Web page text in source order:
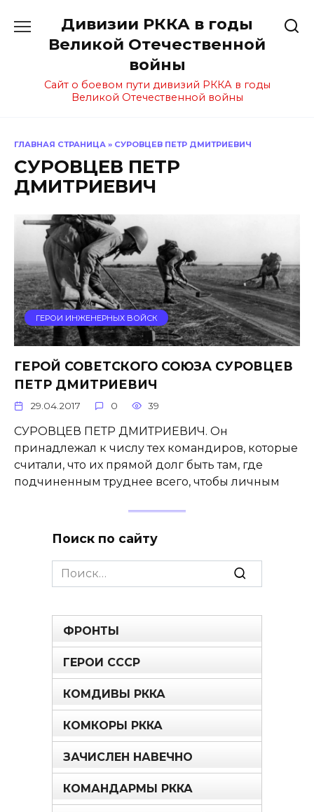
содержанию
Дивизии РККА в годы
Великой Отечественной
войны
Сайт о боевом пути дивизий РККА в годы
Великой Отечественной войны
ГЛАВНАЯ СТРАНИЦА » СУРОВЦЕВ ПЕТР ДМИТРИЕВИЧ
СУРОВЦЕВ ПЕТР
ДМИТРИЕВИЧ
ГЕРОИ ИНЖЕНЕРНЫХ ВОЙСК
ГЕРОЙ СОВЕТСКОГО СОЮЗА СУРОВЦЕВ
ПЕТР ДМИТРИЕВИЧ
29.04.2017 0 39
СУРОВЦЕВ ПЕТР ДМИТРИЕВИЧ. Он
принадлежал к числу тех командиров, которые
считали, что их прямой долг быть там, где
подчиненным труднее всего, чтобы лич­ным
Поиск по сайту
Search
for:
ФРОНТЫ
ГЕРОИ СССР
КОМДИВЫ РККА
КОМКОРЫ РККА
ЗАЧИСЛЕН НАВЕЧНО
КОМАНДАРМЫ РККА